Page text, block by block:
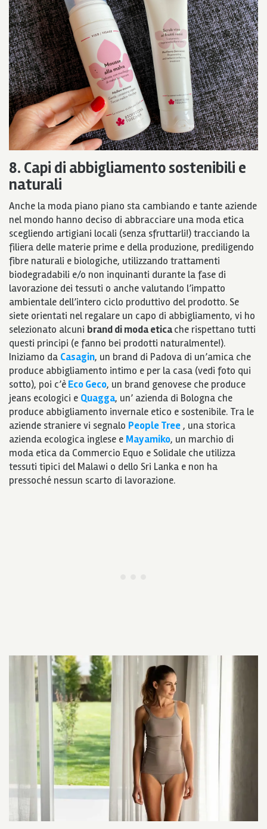
8. Capi di abbigliamento sostenibili e
naturali
Anche la moda piano piano sta cambiando e tante aziende
nel mondo hanno deciso di abbracciare una moda etica
scegliendo artigiani locali (senza sfruttarli!) tracciando la
filiera delle materie prime e della produzione, prediligendo
fibre naturali e biologiche, utilizzando trattamenti
biodegradabili e/o non inquinanti durante la fase di
lavorazione dei tessuti o anche valutando l’impatto
ambientale dell’intero ciclo produttivo del prodotto. Se
siete orientati nel regalare un capo di abbigliamento, vi ho
selezionato alcuni brand di moda eticache rispettano tutti
questi principi (e fanno bei prodotti naturalmente!).
Iniziamo da Casagin, un brand di Padova di un’amica che
produce abbigliamento intimo e per la casa (vedi foto qui
sotto), poi c’èEco Geco, un brand genovese che produce
jeans ecologici e Quagga, un’ azienda di Bologna che
produce abbigliamento invernale etico e sostenibile. Tra le
aziende straniere vi segnalo People Tree, una storica
azienda ecologica inglese e Mayamiko, un marchio di
moda etica da Commercio Equo e Solidale che utilizza
tessuti tipici del Malawi o dello Sri Lanka e non ha
pressoché nessun scarto di lavorazione.